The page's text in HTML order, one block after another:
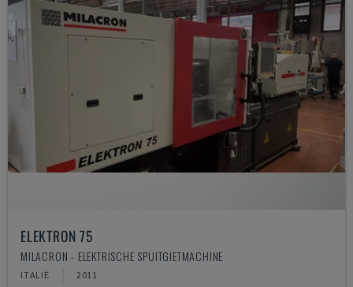
ELEKTRON 75
MILACRON - ELEKTRISCHE SPUITGIETMACHINE
ITALIË 2011